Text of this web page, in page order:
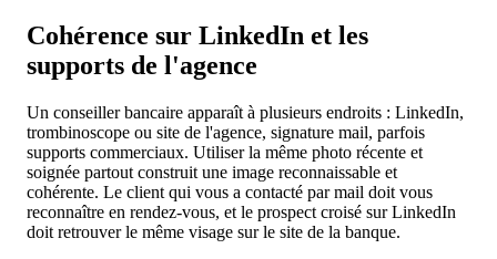
Cohérence sur LinkedIn et les
supports de l'agence
Un conseiller bancaire apparaît à plusieurs endroits : LinkedIn,
trombinoscope ou site de l'agence, signature mail, parfois
supports commerciaux. Utiliser la même photo récente et
soignée partout construit une image reconnaissable et
cohérente. Le client qui vous a contacté par mail doit vous
reconnaître en rendez-vous, et le prospect croisé sur LinkedIn
doit retrouver le même visage sur le site de la banque.